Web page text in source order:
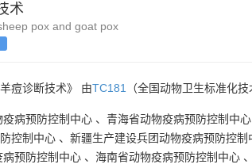
术
pox and goat pox
痘诊断技术》 由TC181 （全国动物卫生标准化
疫病预防控制中心 、 青海省动物疫病预防控制中心
控制中心 、 新疆生产建设兵团动物疫病预防控制
预防控制中心 、 海南省动物疫病预防控制中心 、